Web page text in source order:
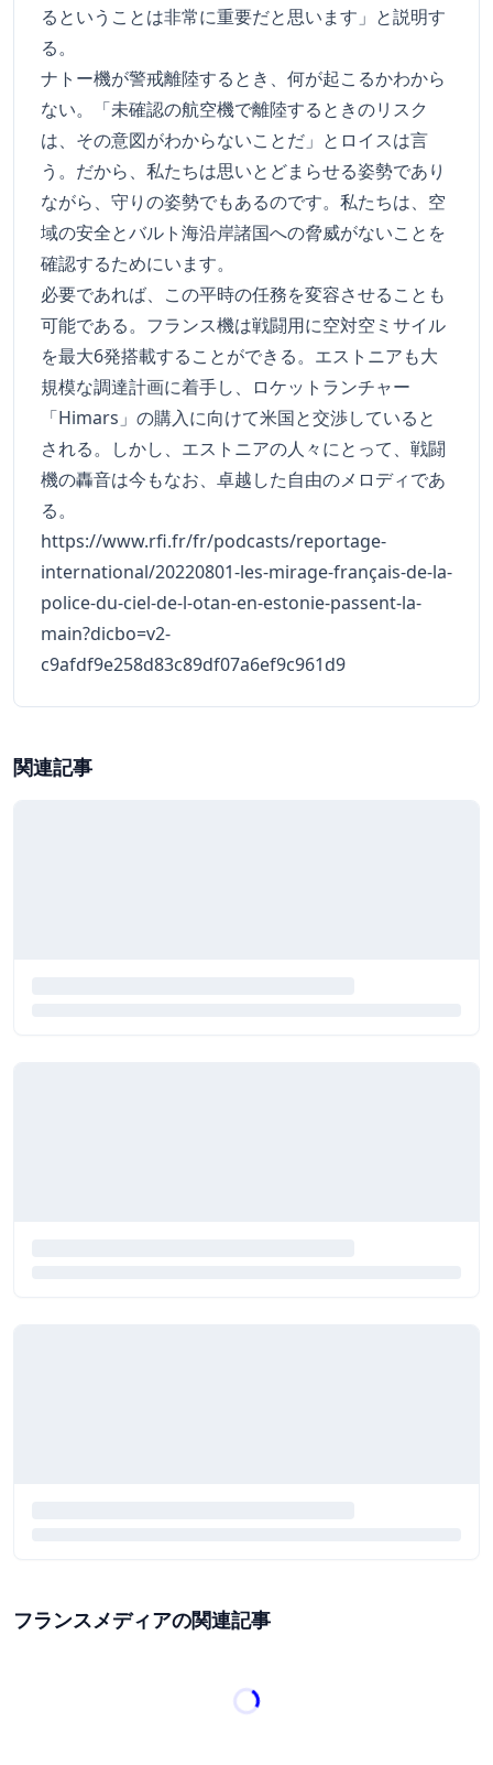
るということは非常に重要だと思います」と説明す
る。
ナトー機が警戒離陸するとき、何が起こるかわから
ない。「未確認の航空機で離陸するときのリスク
は、その意図がわからないことだ」とロイスは言
う。だから、私たちは思いとどまらせる姿勢であり
ながら、守りの姿勢でもあるのです。私たちは、空
域の安全とバルト海沿岸諸国への脅威がないことを
確認するためにいます。
必要であれば、この平時の任務を変容させることも
可能である。フランス機は戦闘用に空対空ミサイル
を最大6発搭載することができる。エストニアも大
規模な調達計画に着手し、ロケットランチャー
「Himars」の購入に向けて米国と交渉していると
される。しかし、エストニアの人々にとって、戦闘
機の轟音は今もなお、卓越した自由のメロディであ
る。
https://www.rfi.fr/fr/podcasts/reportage-
international/20220801-les-mirage-français-de-la-
police-du-ciel-de-l-otan-en-estonie-passent-la-
main?dicbo=v2-
c9afdf9e258d83c89df07a6ef9c961d9
関連記事
フランスメディアの関連記事